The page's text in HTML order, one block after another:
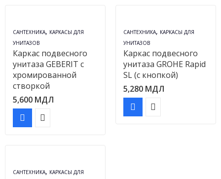
САНТЕХНИКА, КАРКАСЫ ДЛЯ
УНИТАЗОВ
Каркас подвесного
унитаза GEBERIT с
хромированной
створкой
5,600 МДЛ
САНТЕХНИКА, КАРКАСЫ ДЛЯ
УНИТАЗОВ
Каркас подвесного
унитаза GROHE Rapid
SL (с кнопкой)
5,280 МДЛ
САНТЕХНИКА, КАРКАСЫ ДЛЯ